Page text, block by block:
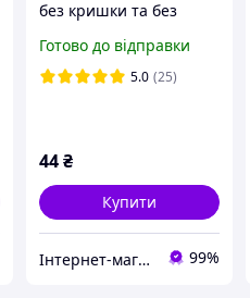
без кришки та без
(ХАРПЛАСТМАС)
Готово до відправки
5.0 (25)
44₴
Купити
Інтернет-магазин Хозторг Харків - товари для дому, саду та городу оптом 99%